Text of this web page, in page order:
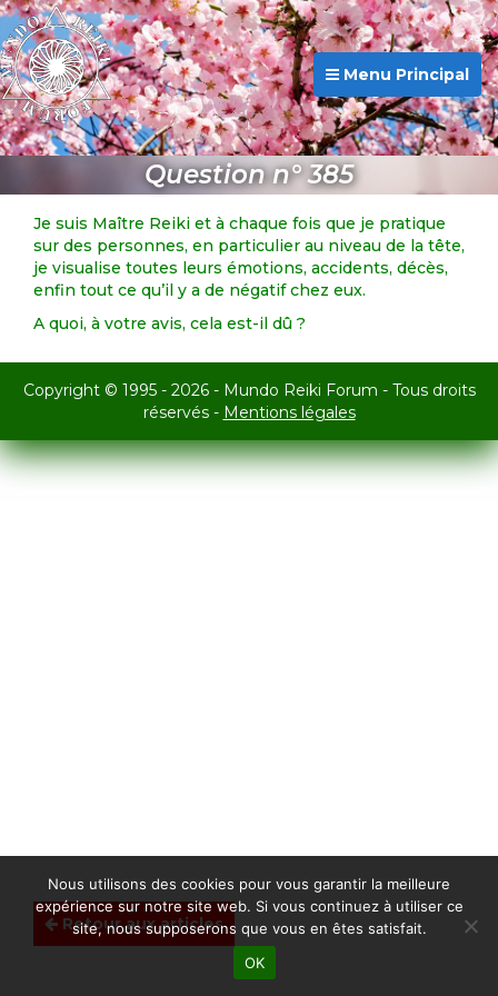
Menu Principal
Question n° 385
Retour aux articles
Je suis Maître Reiki et à chaque fois que je pratique
sur des personnes, en particulier au niveau de la tête,
je visualise toutes leurs émotions, accidents, décès,
enfin tout ce qu’il y a de négatif chez eux.
A quoi, à votre avis, cela est-il dû ?
Copyright © 1995 - 2026 - Mundo Reiki Forum - Tous droits
réservés - Mentions légales
Nous utilisons des cookies pour vous garantir la meilleure
expérience sur notre site web. Si vous continuez à utiliser ce
site, nous supposerons que vous en êtes satisfait.
OK